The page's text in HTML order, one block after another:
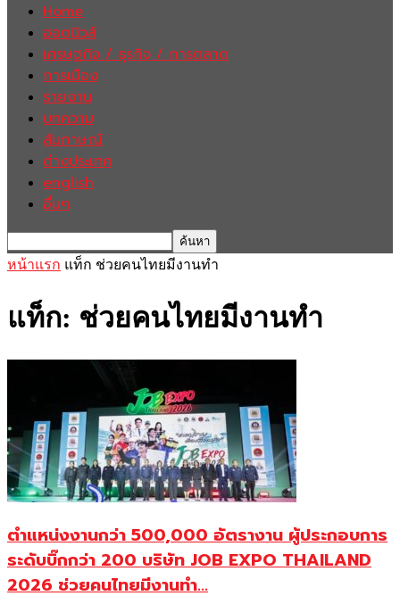
Home
ฮอตนิวส์
เศรษฐกิจ / ธุรกิจ / การตลาด
การเมือง
รายงาน
บทความ
สัมภาษณ์
ต่างประเทศ
english
อื่นๆ
หน้าแรก แท็ก ช่วยคนไทยมีงานทำ
แท็ก: ช่วยคนไทยมีงานทำ
ตำแหน่งงานกว่า 500,000 อัตรางาน ผู้ประกอบการ
ระดับบิ๊กกว่า 200 บริษัท JOB EXPO THAILAND
2026 ช่วยคนไทยมีงานทำ...